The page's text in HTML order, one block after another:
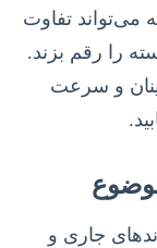
می‌تواند تفاوت
را رقم بزند.
و سرعت
جاری و